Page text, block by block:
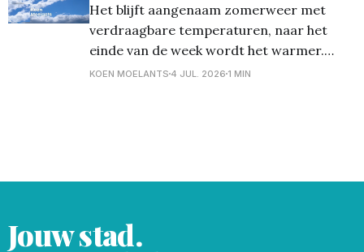
de werkweek
Het blijft aangenaam zomerweer met
verdraagbare temperaturen, naar het
einde van de week wordt het warmer.
Zaterdag wordt een mooie zomerdag met
KOEN MOELANTS 4 JUL. 2026 1 MIN
Jouw stad.